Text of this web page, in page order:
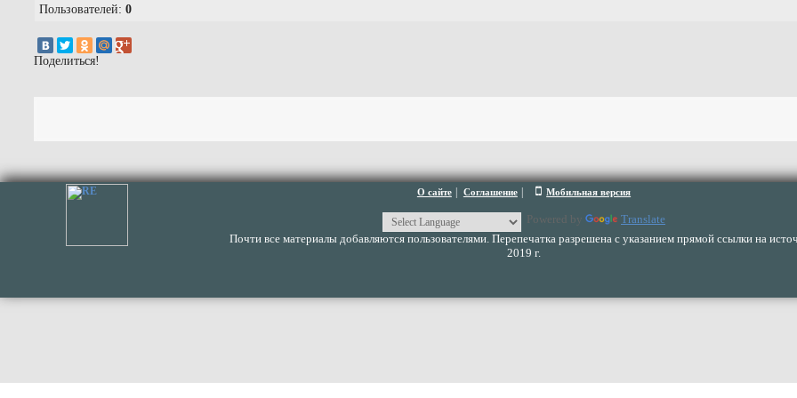
Пользователей: 0
Поделиться!
О сайте Соглашение Мобильная версия
Powered by
Translate
Почти все материалы добавляются пользователями. Перепечатка разрешена с указанием прямой ссылки на
2019 г.